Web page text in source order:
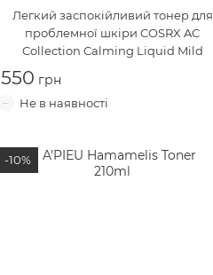
Легкий заспокійливий тонер для
проблемної шкіри COSRX AC
Collection Calming Liquid Mild
550